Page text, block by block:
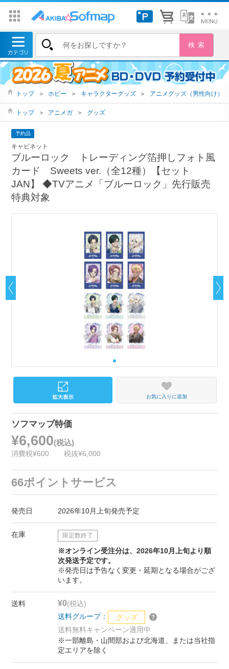
トップ ＞ ホビー ＞ キャラクターグッズ ＞ アニメグッズ（男性向け）
トップ ＞ アニメガ ＞ グッズ
予約品
キャビネット
ブルーロック トレーディング箔押しフォト風
カード Sweets ver.（全12種）【セット
JAN】 ◆TVアニメ「ブルーロック」先行販売
特典対象
お気に入りに追加
ソフマップ特価
¥6,600(税込)
消費税¥600 税抜¥6,000
66ポイントサービス
発売日 2026年10月上旬発売予定
在庫 限定数終了
※オンライン受注分は、2026年10月上旬より順
次発送予定です。
※発売日は予告なく変更・延期となる場合がござ
います。
送料 ¥0(税込)
送料グループ：
グッズ
送料無料キャンペーン適用中
※一部離島・山間部および北海道、または当社指
定エリアを除く